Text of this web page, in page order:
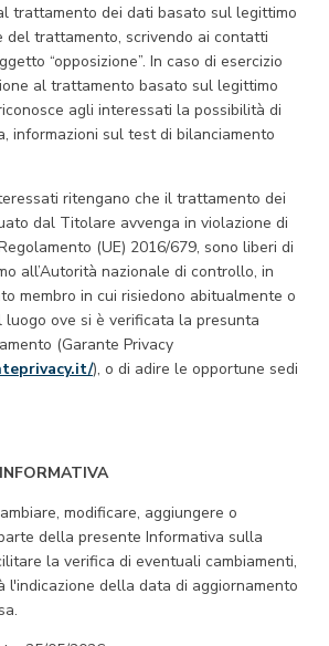
trattamento dei dati basato sul legittimo
trattamento, scrivendo ai contatti
“opposizione”. In caso di esercizio
al trattamento basato sul legittimo
agli interessati la possibilità di
informazioni sul test di bilanciamento
ritengano che il trattamento dei
dal Titolare avvenga in violazione di
(UE) 2016/679, sono liberi di
all’Autorità nazionale di controllo, in
membro in cui risiedono abitualmente o
luogo ove si è verificata la presunta
(Garante Privacy
), o di adire le opportune sedi
modificare, aggiungere o
della presente Informativa sulla
la verifica di eventuali cambiamenti,
l'indicazione della data di aggiornamento